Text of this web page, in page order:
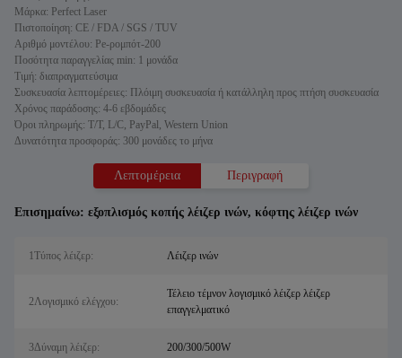
Μάρκα: Perfect Laser
Πιστοποίηση: CE / FDA / SGS / TUV
Αριθμό μοντέλου: Pe-ρομπότ-200
Ποσότητα παραγγελίας min: 1 μονάδα
Τιμή: διαπραγματεύσιμα
Συσκευασία λεπτομέρειες: Πλόιμη συσκευασία ή κατάλληλη προς πτήση συσκευασία
Χρόνος παράδοσης: 4-6 εβδομάδες
Όροι πληρωμής: T/T, L/C, PayPal, Western Union
Δυνατότητα προσφοράς: 300 μονάδες το μήνα
Λεπτομέρεια Περιγραφή
Επισημαίνω: εξοπλισμός κοπής λέιζερ ινών, κόφτης λέιζερ ινών
1Τύπος λέιζερ: Λέιζερ ινών
2Λογισμικό ελέγχου:
Τέλειο τέμνον λογισμικό λέιζερ λέιζερ
επαγγελματικό
3Δύναμη λέιζερ: 200/300/500W